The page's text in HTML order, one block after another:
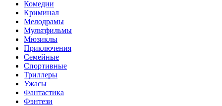
Комедии
Криминал
Мелодрамы
Мультфильмы
Мюзиклы
Приключения
Семейные
Спортивные
Триллеры
Ужасы
Фантастика
Фэнтези